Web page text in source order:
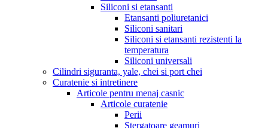
Siliconi si etansanti
Etansanti poliuretanici
Siliconi sanitari
Siliconi si etansanti rezistenti la
temperatura
Siliconi universali
Cilindri siguranta, yale, chei si port chei
Curatenie si intretinere
Articole pentru menaj casnic
Articole curatenie
Perii
Stergatoare geamuri